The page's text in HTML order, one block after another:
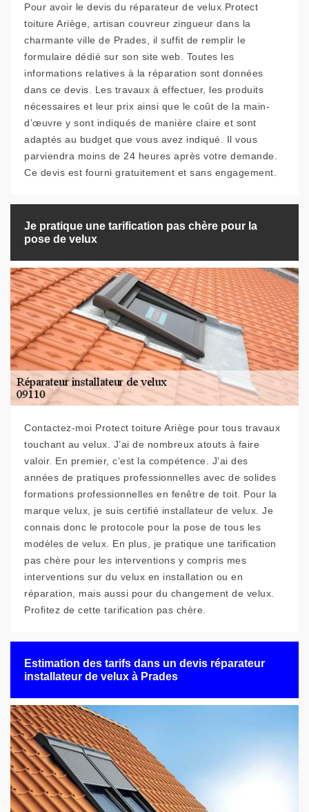
Pour avoir le devis du réparateur de velux Protect
toiture Ariège, artisan couvreur zingueur dans la
charmante ville de Prades, il suffit de remplir le
formulaire dédié sur son site web. Toutes les
informations relatives à la réparation sont données
dans ce devis. Les travaux à effectuer, les produits
nécessaires et leur prix ainsi que le coût de la main-
d’œuvre y sont indiqués de manière claire et sont
adaptés au budget que vous avez indiqué. Il vous
parviendra moins de 24 heures après votre demande.
Ce devis est fourni gratuitement et sans engagement.
Je pratique une tarification pas chère pour la
pose de velux
Contactez-moi Protect toiture Ariège pour tous travaux
touchant au velux. J’ai de nombreux atouts à faire
valoir. En premier, c’est la compétence. J’ai des
années de pratiques professionnelles avec de solides
formations professionnelles en fenêtre de toit. Pour la
marque velux, je suis certifié installateur de velux. Je
connais donc le protocole pour la pose de tous les
modèles de velux. En plus, je pratique une tarification
pas chère pour les interventions y compris mes
interventions sur du velux en installation ou en
réparation, mais aussi pour du changement de velux.
Profitez de cette tarification pas chère.
Estimation des tarifs dans un devis réparateur
installateur de velux à Prades